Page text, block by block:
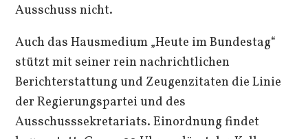
Ausschuss nicht.
Auch das Hausmedium „Heute im Bundestag“
stützt mit seiner rein nachrichtlichen
Berichterstattung und Zeugenzitaten die Linie
der Regierungspartei und des
Ausschusssekretariats. Einordnung findet